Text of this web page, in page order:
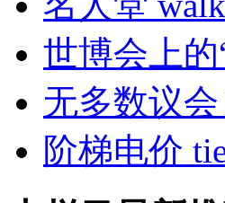
世博会上的
无多数议会
阶梯电价